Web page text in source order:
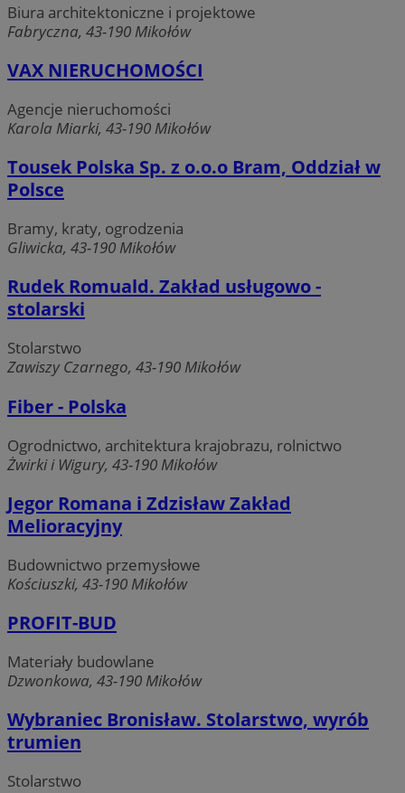
Biura architektoniczne i projektowe
Fabryczna, 43-190 Mikołów
VAX NIERUCHOMOŚCI
Agencje nieruchomości
Karola Miarki, 43-190 Mikołów
Tousek Polska Sp. z o.o.o Bram, Oddział w
Polsce
Bramy, kraty, ogrodzenia
Gliwicka, 43-190 Mikołów
Rudek Romuald. Zakład usługowo -
stolarski
Stolarstwo
Zawiszy Czarnego, 43-190 Mikołów
Fiber - Polska
Ogrodnictwo, architektura krajobrazu, rolnictwo
Żwirki i Wigury, 43-190 Mikołów
Jegor Romana i Zdzisław Zakład
Melioracyjny
Budownictwo przemysłowe
Kościuszki, 43-190 Mikołów
PROFIT-BUD
Materiały budowlane
Dzwonkowa, 43-190 Mikołów
Wybraniec Bronisław. Stolarstwo, wyrób
trumien
Stolarstwo